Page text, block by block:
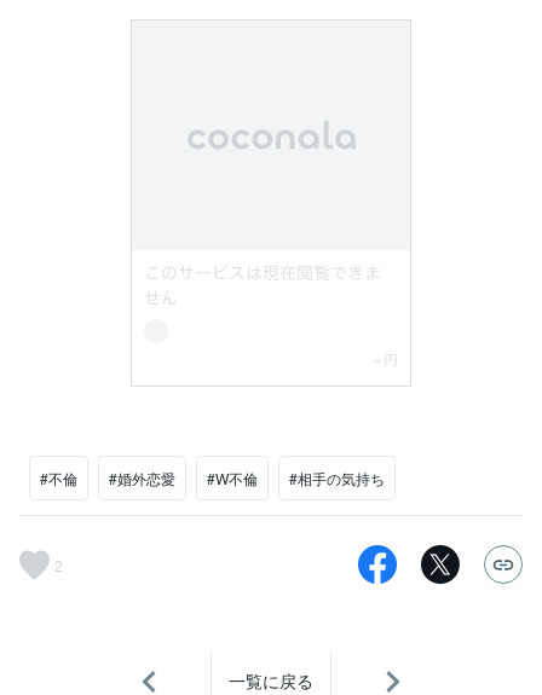
#不倫 #婚外恋愛 #W不倫 #相手の気持ち
2
一覧に戻る